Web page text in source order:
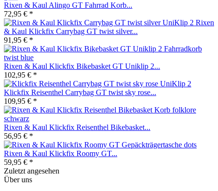
Rixen & Kaul Alingo GT Fahrrad Korb...
72,95 € *
Rixen
& Kaul Klickfix Carrybag GT twist silver...
91,95 € *
Rixen & Kaul Klickfix Bikebasket GT Uniklip 2...
102,95 € *
Klickfix Reisenthel Carrybag GT twist sky rose...
109,95 € *
Rixen & Kaul Klickfix Reisenthel Bikebasket...
56,95 € *
Rixen & Kaul Klickfix Roomy GT...
59,95 € *
Zuletzt angesehen
Über uns